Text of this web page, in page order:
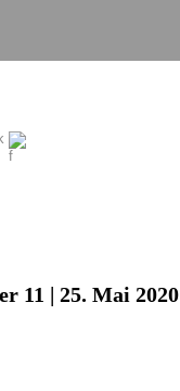
11 | 25. Mai 2020